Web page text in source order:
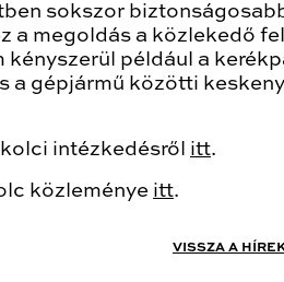
sokszor
a megoldás a közlekedő
kényszerül például a
a gépjármű közötti
intézkedésről itt.
közleménye itt.
VISSZA A